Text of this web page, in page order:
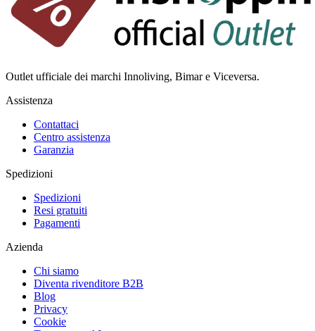
Outlet ufficiale dei marchi Innoliving, Bimar e Viceversa.
Assistenza
Contattaci
Centro assistenza
Garanzia
Spedizioni
Spedizioni
Resi gratuiti
Pagamenti
Azienda
Chi siamo
Diventa rivenditore B2B
Blog
Privacy
Cookie